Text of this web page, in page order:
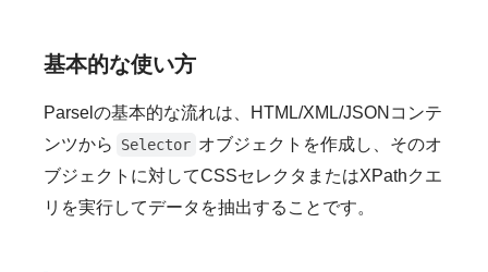
基本的な使い方
Parselの基本的な流れは、HTML/XML/JSONコンテ
ンツから
Selector オブジェクトを作成し、そのオ
ブジェクトに対してCSSセレクタまたはXPathクエ
リを実行してデータを抽出することです。